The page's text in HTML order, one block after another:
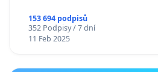
153 694 podpisů
352 Podpisy / 7 dní
11 Feb 2025